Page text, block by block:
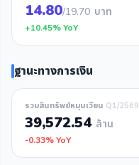
14.80/19.70 บาท
+10.45% YoY
ฐานะทางการเงิน
รวมสินทรัพย์หมุนเวียน Q1/2569
39,572.54 ล้าน
-0.33% YoY